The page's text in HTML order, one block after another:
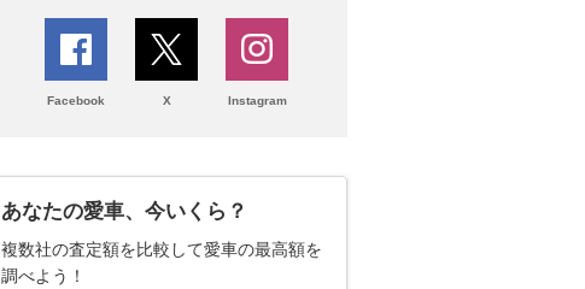
Facebook X Instagram
あなたの愛車、今いくら？
複数社の査定額を比較して愛車の最高額を
調べよう！